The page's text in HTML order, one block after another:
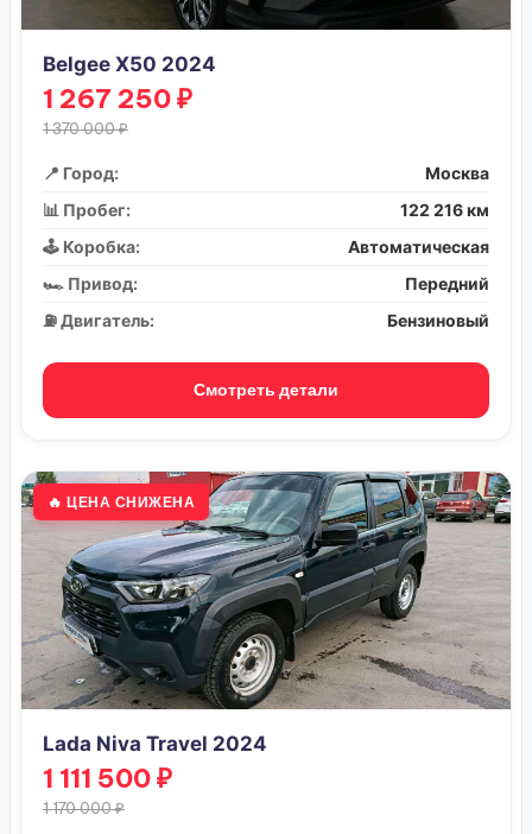
Belgee X50 2024
1 267 250 ₽
1 370 000 ₽
📍 Город:
Москва
📊 Пробег:
122 216 км
🕹️ Коробка:
Автоматическая
🏎️ Привод:
Передний
⛽ Двигатель:
Бензиновый
Смотреть детали
🔥 ЦЕНА СНИЖЕНА
Lada Niva Travel 2024
1 111 500 ₽
1 170 000 ₽